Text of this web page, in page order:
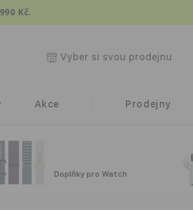
Kč.
Vyber si svou prodejnu
Akce Prodejny
Doplňky pro Watch